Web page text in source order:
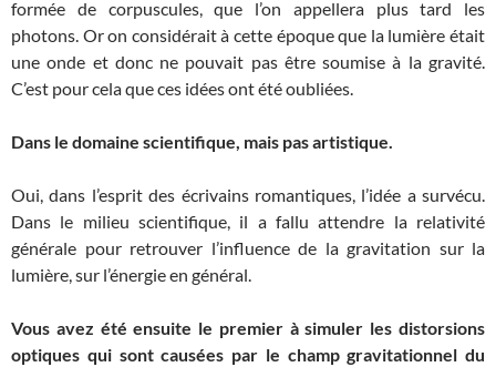
formée de corpuscules, que l’on appellera plus tard les
photons. Or on considérait à cette époque que la lumière était
une onde et donc ne pouvait pas être soumise à la gravité.
C’est pour cela que ces idées ont été oubliées.
Dans le domaine scientifique, mais pas artistique.
Oui, dans l’esprit des écrivains romantiques, l’idée a survécu.
Dans le milieu scientifique, il a fallu attendre la relativité
générale pour retrouver l’influence de la gravitation sur la
lumière, sur l’énergie en général.
Vous avez été ensuite le premier à simuler les distorsions
optiques qui sont causées par le champ gravitationnel du